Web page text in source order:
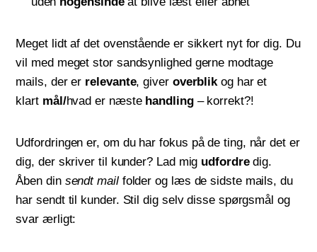
Meget lidt af det ovenstående er sikkert nyt for dig. Du
vil med meget stor sandsynlighed gerne modtage
mails, der er relevante, giver overblik og har et
klart mål/hvad er næstehandling– korrekt?!
Udfordringen er, om du har fokus på de ting, når det er
dig, der skriver til kunder? Lad mig udfordredig.
Åben din sendt mailfolder og læs de sidste mails, du
har sendt til kunder. Stil dig selv disse spørgsmål og
svar ærligt: